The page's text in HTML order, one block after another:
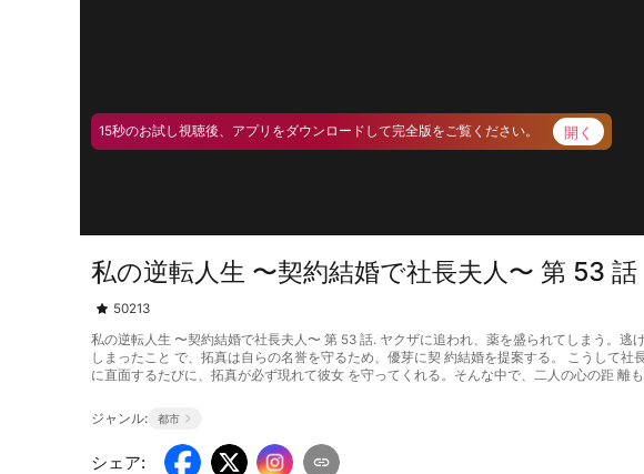
15秒のお試し視聴後、アプリをダウンロードして完全版をご覧ください。 開く
私の逆転人生 〜契約結婚で社長夫人〜 第 53 話
50213
私の逆転人生 〜契約結婚で社長夫人〜 第 53 話. ヤクザに追われ、薬を盛られてしまう。
しまったこと で、拓真は自らの名誉を守るため、優芽に契 約結婚を提案する。 こうして
に直面するたびに、拓真が必ず現れて彼女 を守ってくれる。そんな中で、二人の心の距 離
ジャンル: 都市
シェア: